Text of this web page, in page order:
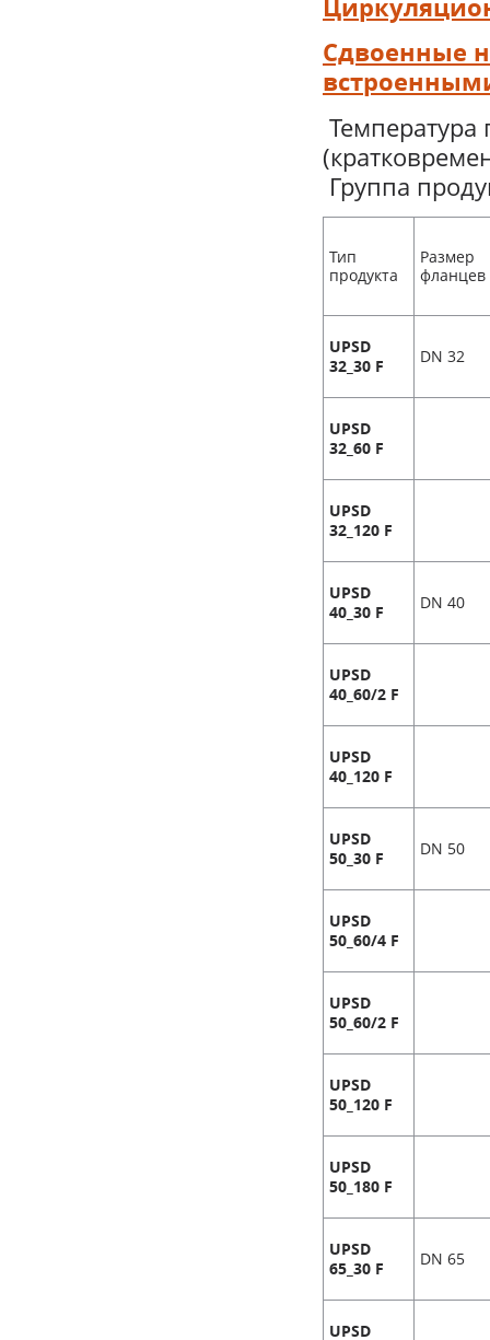
Сдвоенные
Температура
Группа
Тип
продукта
Размер
фланцев
UPSD
32_30 F
DN 32
UPSD
32_60 F
UPSD
32_120 F
UPSD
40_30 F
DN 40
UPSD
40_60/2 F
UPSD
40_120 F
UPSD
50_30 F
DN 50
UPSD
50_60/4 F
UPSD
50_60/2 F
UPSD
50_120 F
UPSD
50_180 F
UPSD
65_30 F
DN 65
UPSD